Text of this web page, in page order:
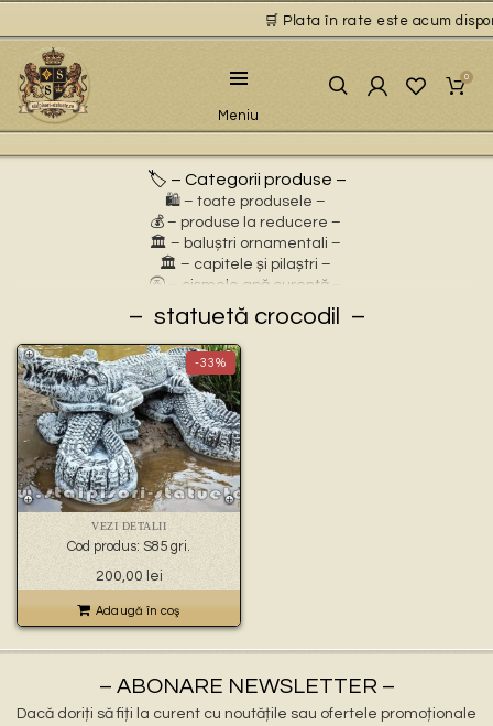
🛒 Plata în rate este acum
Meniu
0
🏷️ – Categorii produse –
🛍️ – toate produsele –
💰 – produse la reducere –
🏛 – baluștri ornamentali –
🏛 – capitele și pilaștri –
🚰 – cișmele apă curentă –
⛲ – fântâni arteziene –
🎀 – idei de cadouri –
🪴 – jardiniere cu personaje –
🌸 – jardiniere pentru flori –
🏗 – socluri și stative –
🦌 – statuete animale sălbatice –
🐕 – statuete animale domestice –
🧘 – statuete buddha –
🧺 – statuete cu coșulețe –
🐉 – statuete gargoyles –
👼 – statuete religioase și îngerași –
🦜 – statuete păsări –
💧 – statuete pentru fântâni –
🍄 – statuete pitici și troli –
🏺 – vaze pentru flori –
statuetă crocodil
-33%
VEZI DETALII
Cod produs: S85 gri.
Prețul
inițial
a
300,00 lei.
200,00 leiPrețul
curent
este:
200,00 lei.
Adaugă în coş
– ABONARE NEWSLETTER –
Dacă doriți să fiți la curent cu noutățile sau ofertele promoționale